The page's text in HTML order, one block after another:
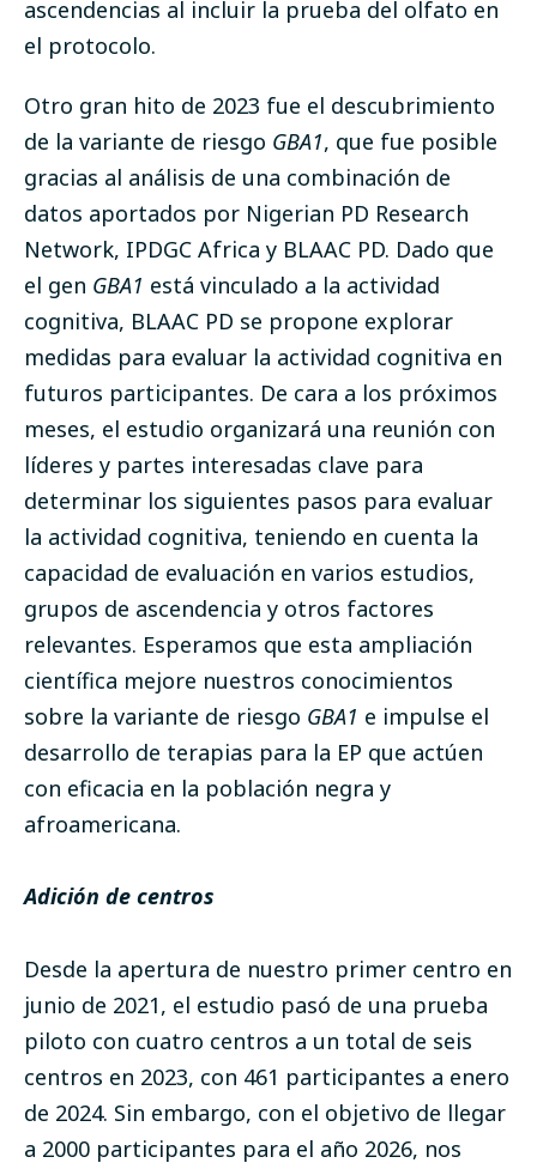
ascendencias al incluir la prueba del olfato en
el protocolo.
Otro gran hito de 2023 fue el descubrimiento
de la variante de riesgo GBA1, que fue posible
gracias al análisis de una combinación de
datos aportados por Nigerian PD Research
Network, IPDGC Africa y BLAAC PD. Dado que
el gen GBA1 está vinculado a la actividad
cognitiva, BLAAC PD se propone explorar
medidas para evaluar la actividad cognitiva en
futuros participantes. De cara a los próximos
meses, el estudio organizará una reunión con
líderes y partes interesadas clave para
determinar los siguientes pasos para evaluar
la actividad cognitiva, teniendo en cuenta la
capacidad de evaluación en varios estudios,
grupos de ascendencia y otros factores
relevantes. Esperamos que esta ampliación
científica mejore nuestros conocimientos
sobre la variante de riesgo GBA1 e impulse el
desarrollo de terapias para la EP que actúen
con eficacia en la población negra y
afroamericana.
Adición de centros
Desde la apertura de nuestro primer centro en
junio de 2021, el estudio pasó de una prueba
piloto con cuatro centros a un total de seis
centros en 2023, con 461 participantes a enero
de 2024. Sin embargo, con el objetivo de llegar
a 2000 participantes para el año 2026, nos